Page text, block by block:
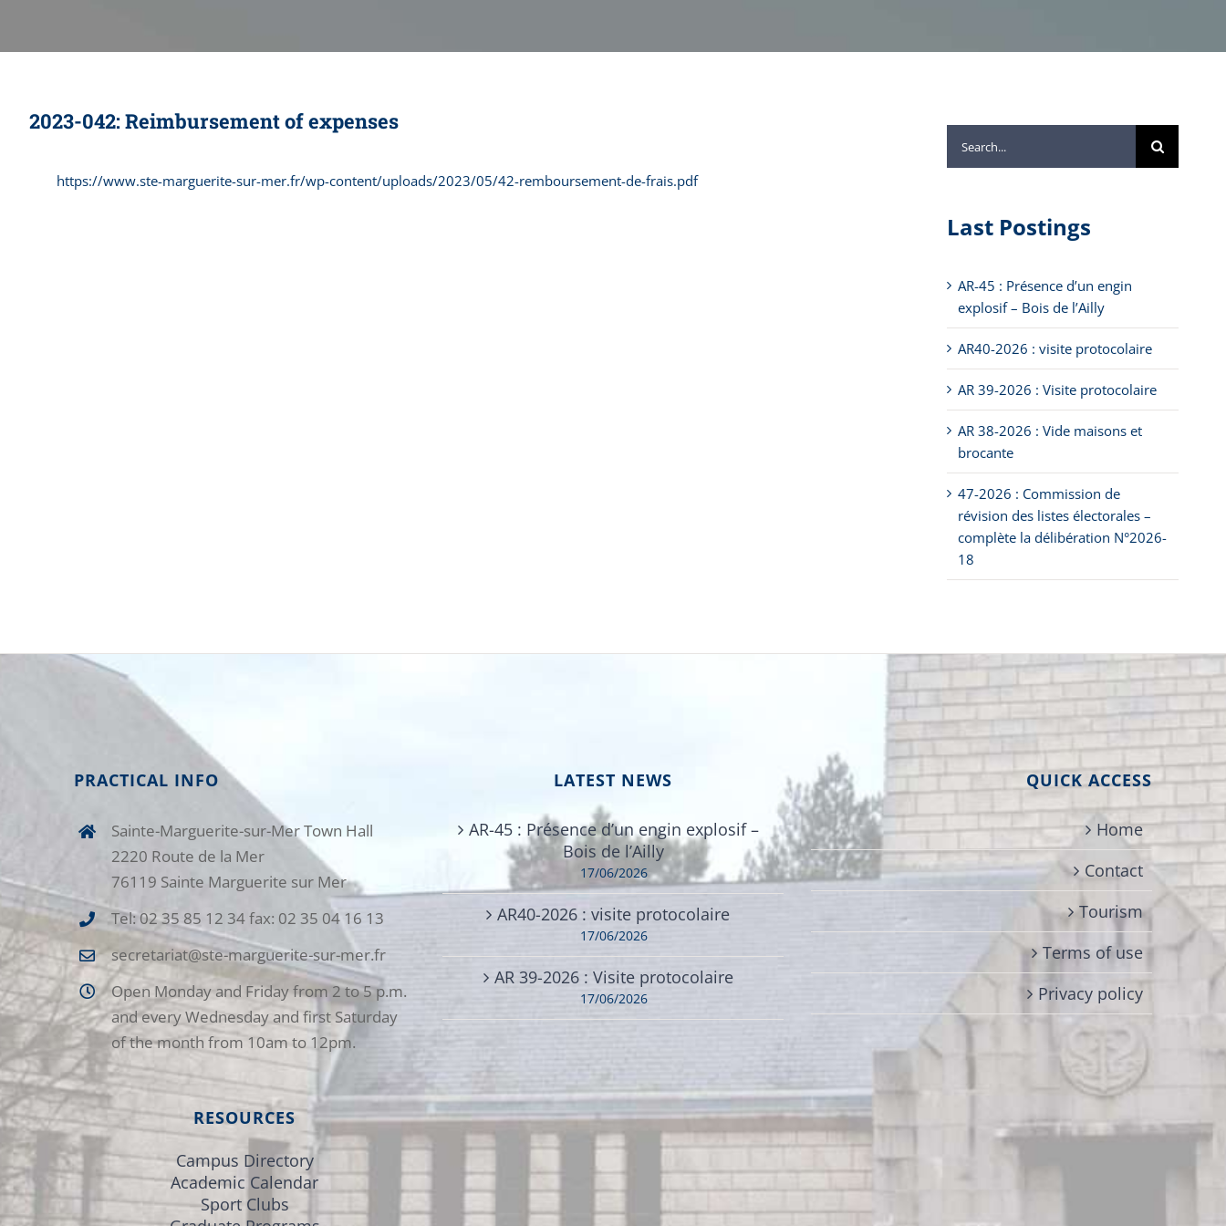
2023-042: Reimbursement of expenses
https://www.ste-marguerite-sur-mer.fr/wp-content/uploads/2023/05/42-remboursement-de-frais.pdf
for:
Last Postings
AR-45 : Présence d’un engin
explosif – Bois de l’Ailly
AR40-2026 : visite protocolaire
AR 39-2026 : Visite protocolaire
AR 38-2026 : Vide maisons et
brocante
47-2026 : Commission de
révision des listes électorales –
complète la délibération N°2026-
18
PRACTICAL INFO
Sainte-Marguerite-sur-Mer Town Hall
2220 Route de la Mer
76119 Sainte Marguerite sur Mer
Tel: 02 35 85 12 34 fax: 02 35 04 16 13
secretariat@ste-marguerite-sur-mer.fr
Open Monday and Friday from 2 to 5 p.m.
and every Wednesday and first Saturday
of the month from 10am to 12pm.
RESOURCES
Campus Directory
Academic Calendar
Sport Clubs
LATEST NEWS
AR-45 : Présence d’un engin explosif –
Bois de l’Ailly
17/06/2026
AR40-2026 : visite protocolaire
17/06/2026
AR 39-2026 : Visite protocolaire
17/06/2026
QUICK ACCESS
Home
Contact
Tourism
Terms of use
Privacy policy